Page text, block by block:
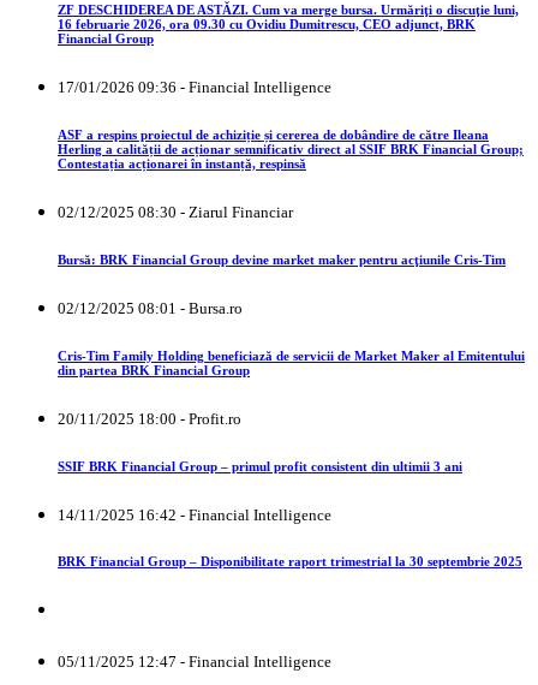
ZF DESCHIDEREA DE ASTĂZI. Cum va merge bursa. Urmăriţi o discuţie luni,
16 februarie 2026, ora 09.30 cu Ovidiu Dumitrescu, CEO adjunct, BRK
Financial Group
17/01/2026 09:36 - Financial Intelligence
ASF a respins proiectul de achiziție și cererea de dobândire de către Ileana
Herling a calității de acționar semnificativ direct al SSIF BRK Financial Group;
Contestația acționarei în instanță, respinsă
02/12/2025 08:30 - Ziarul Financiar
Bursă: BRK Financial Group devine market maker pentru acţiunile Cris-Tim
02/12/2025 08:01 - Bursa.ro
Cris-Tim Family Holding beneficiază de servicii de Market Maker al Emitentului
din partea BRK Financial Group
20/11/2025 18:00 - Profit.ro
SSIF BRK Financial Group – primul profit consistent din ultimii 3 ani
14/11/2025 16:42 - Financial Intelligence
BRK Financial Group – Disponibilitate raport trimestrial la 30 septembrie 2025
05/11/2025 12:47 - Financial Intelligence